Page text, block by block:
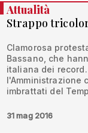
Attualità
Strappo
Clamorosa
Bassano, che
italiana dei
l'Amministrazione
imbrattati del
31 mag 2016